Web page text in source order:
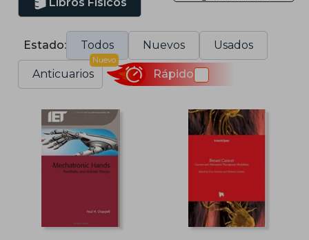
Estado: Todos Nuevos Usados
Anticuarios
Nuevo
Rápido